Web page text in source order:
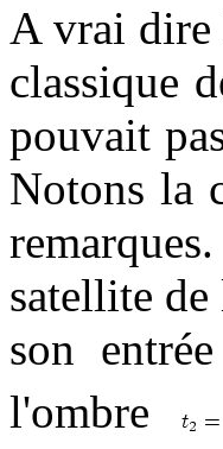
A vrai dire
classique
pouvait
Notons la
satellite
son
l'ombre